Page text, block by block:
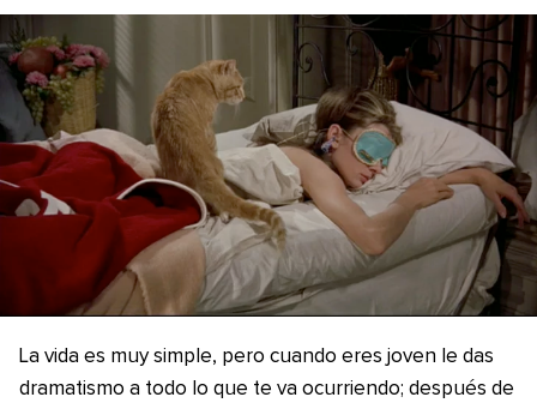
La vida es muy simple, pero cuando eres joven le das
dramatismo a todo lo que te va ocurriendo; después de